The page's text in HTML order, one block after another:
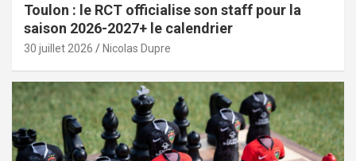
Toulon : le RCT officialise son staff pour la
saison 2026-2027+ le calendrier
30 juillet 2026 Nicolas Dupre